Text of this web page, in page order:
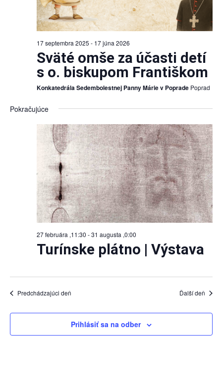
17 septembra 2025 - 17 júna 2026
Sväté omše za účasti detí
s o. biskupom Františkom
Konkatedrála Sedembolestnej Panny Márie v Poprade Poprad
Pokračujúce
27 februára ,11:30 -31 augusta ,0:00
Turínske plátno | Výstava
Predchádzajúci deň Ďalší deň
Prihlásiť sa na odber